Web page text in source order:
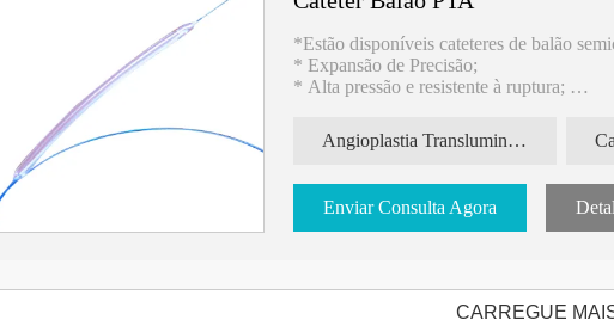
*Estão disponíveis cateteres de balão
* Expansão de Precisão;
* Alta pressão e resistente à ruptura;
Angioplastia Transluminal Percutânea
Enviar Consulta Agora
CARREGUE